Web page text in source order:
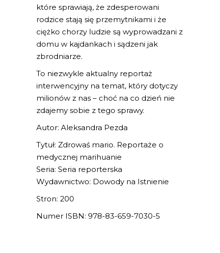
które sprawiają, że zdesperowani
rodzice stają się przemytnikami i że
ciężko chorzy ludzie są wyprowadzani z
domu w kajdankach i sądzeni jak
zbrodniarze.
To niezwykle aktualny reportaż
interwencyjny na temat, który dotyczy
milionów z nas – choć na co dzień nie
zdajemy sobie z tego sprawy.
Autor: Aleksandra Pezda
Tytuł: Zdrowaś mario. Reportaże o
medycznej marihuanie
Seria: Seria reporterska
Wydawnictwo: Dowody na Istnienie
Stron: 200
Numer ISBN: 978-83-659-7030-5